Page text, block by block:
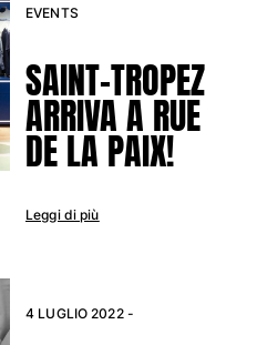
EVENTS
SAINT-TROPEZ
ARRIVA A RUE
DE LA PAIX!
Leggi di più
4 LUGLIO 2022 -